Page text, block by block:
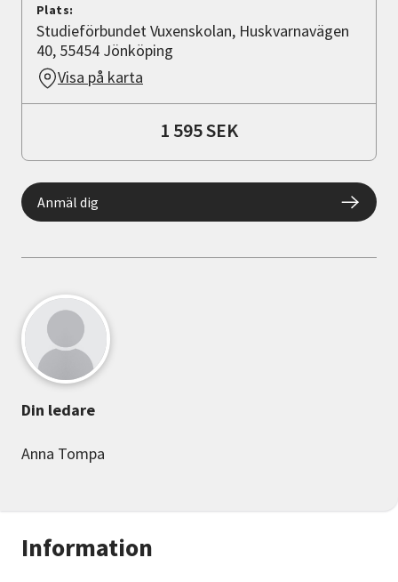
Information
Plats:
Studieförbundet Vuxenskolan, Huskvarnavägen
40, 55454 Jönköping
Visa på karta
1 595 SEK
Anmäl dig
Din ledare
Anna Tompa